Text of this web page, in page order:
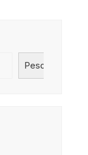
Pesquisar